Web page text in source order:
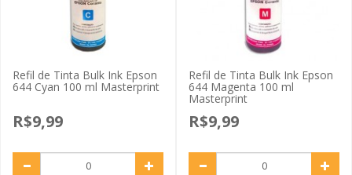
Refil de Tinta Bulk Ink Epson
644 Cyan 100 ml Masterprint
R$9,99
Refil de Tinta Bulk Ink Epson
644 Magenta 100 ml
Masterprint
R$9,99